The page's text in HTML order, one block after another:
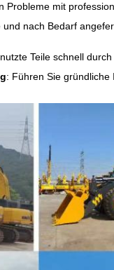
Probleme mit
nach Bedarf
Teile schnell
: Führen Sie gründliche